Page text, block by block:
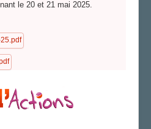
le 20 et 21 mai 2025.